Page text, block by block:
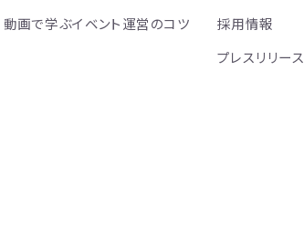
動画で学ぶイベント運営のコツ
採用情報
プレスリリース